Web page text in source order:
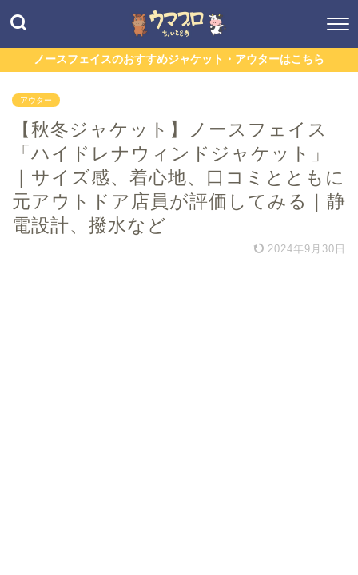
ノースフェイスのおすすめジャケット・アウターはこちら
アウター
【秋冬ジャケット】ノースフェイス
「ハイドレナウィンドジャケット」
｜サイズ感、着心地、口コミとともに
元アウトドア店員が評価してみる｜静
電設計、撥水など
2024年9月30日